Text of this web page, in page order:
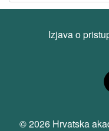
Izjava o
© 2026 Hrvatska